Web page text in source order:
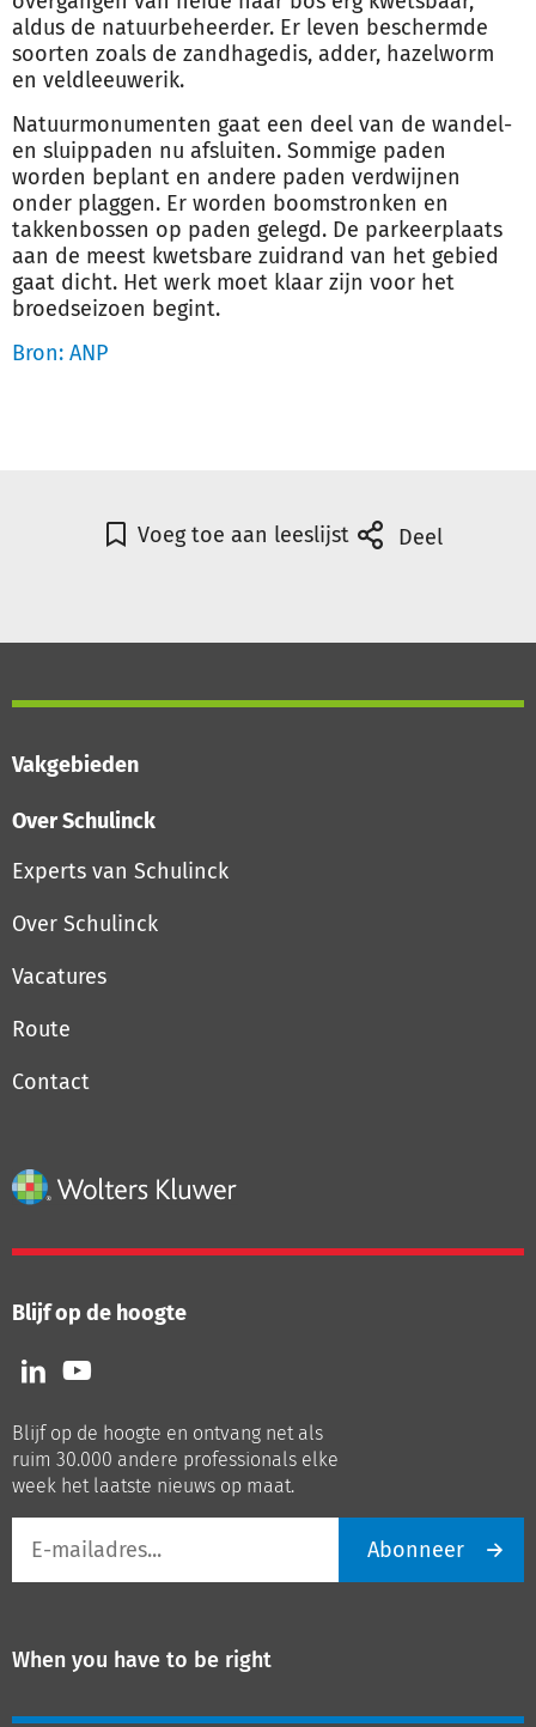
aldus de natuurbeheerder. Er leven beschermde
soorten zoals de zandhagedis, adder, hazelworm
en veldleeuwerik.
Natuurmonumenten gaat een deel van de wandel-
en sluippaden nu afsluiten. Sommige paden
worden beplant en andere paden verdwijnen
onder plaggen. Er worden boomstronken en
takkenbossen op paden gelegd. De parkeerplaats
aan de meest kwetsbare zuidrand van het gebied
gaat dicht. Het werk moet klaar zijn voor het
broedseizoen begint.
Bron: ANP
Voeg toe aan leeslijst Deel
Vakgebieden
Over Schulinck
Experts van Schulinck
Over Schulinck
Vacatures
Route
Contact
Blijf op de hoogte
Volg
ons
LinkedIn
Volg
ons
Youtube
Blijf op de hoogte en ontvang net als
ruim 30.000 andere professionals elke
week het laatste nieuws op maat.
mailadres
Abonneer
When you have to be right